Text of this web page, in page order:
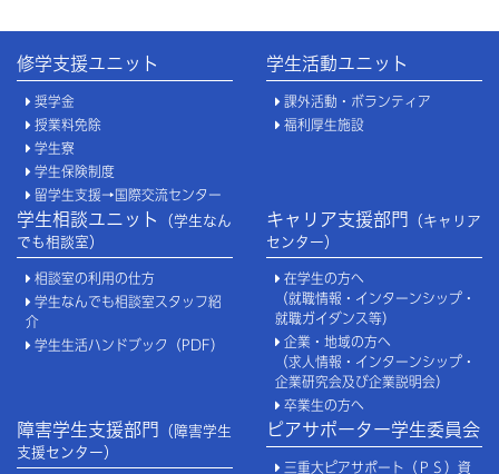
修学支援ユニット
奨学金
授業料免除
学生寮
学生保険制度
留学生支援→国際交流センター
学生活動ユニット
課外活動・ボランティア
福利厚生施設
学生相談ユニット
（学生なん
でも相談室）
相談室の利用の仕方
学生なんでも相談室スタッフ紹
介
学生生活ハンドブック（PDF）
キャリア支援部門
（キャリア
センター）
在学生の方へ
（就職情報・インターンシップ・
就職ガイダンス等）
企業・地域の方へ
（求人情報・インターンシップ・
企業研究会及び企業説明会）
卒業生の方へ
障害学生支援部門
（障害学生
支援センター）
ピアサポーター学生委員会
三重大ピアサポート（ＰＳ）資